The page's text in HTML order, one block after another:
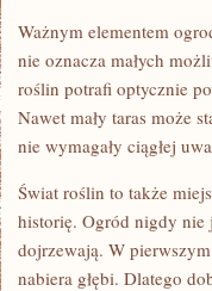
Ważnym elementem
nie oznacza małych
roślin potrafi optycznie
Nawet mały taras może
nie wymagały ciągłej
Świat roślin to także
historię. Ogród nigdy nie
dojrzewają. W
nabiera głębi. Dlatego